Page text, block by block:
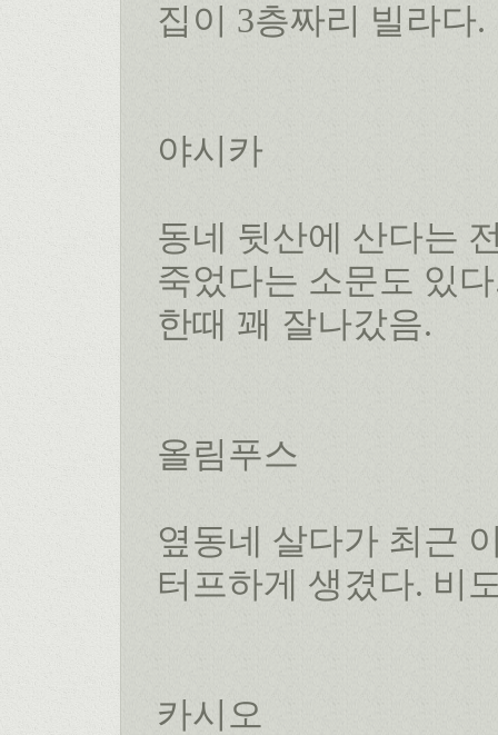
집이 3층짜리 빌라다.
야시카
동네 뒷산에 산다는
죽었다는 소문도 있
한때 꽤 잘나갔음.
올림푸스
옆동네 살다가 최근
터프하게 생겼다. 비
카시오